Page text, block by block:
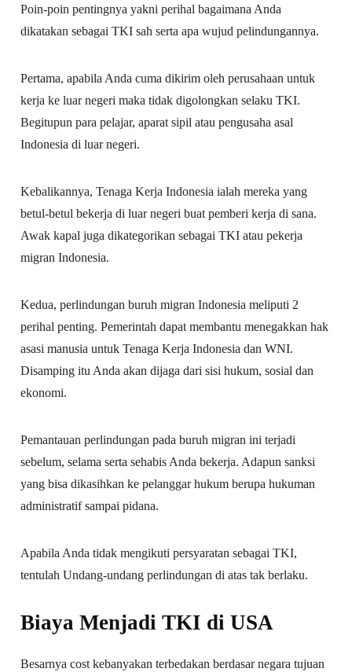
Poin-poin pentingnya yakni perihal bagaimana Anda
dikatakan sebagai TKI sah serta apa wujud pelindungannya.
Pertama, apabila Anda cuma dikirim oleh perusahaan untuk
kerja ke luar negeri maka tidak digolongkan selaku TKI.
Begitupun para pelajar, aparat sipil atau pengusaha asal
Indonesia di luar negeri.
Kebalikannya, Tenaga Kerja Indonesia ialah mereka yang
betul-betul bekerja di luar negeri buat pemberi kerja di sana.
Awak kapal juga dikategorikan sebagai TKI atau pekerja
migran Indonesia.
Kedua, perlindungan buruh migran Indonesia meliputi 2
perihal penting. Pemerintah dapat membantu menegakkan hak
asasi manusia untuk Tenaga Kerja Indonesia dan WNI.
Disamping itu Anda akan dijaga dari sisi hukum, sosial dan
ekonomi.
Pemantauan perlindungan pada buruh migran ini terjadi
sebelum, selama serta sehabis Anda bekerja. Adapun sanksi
yang bisa dikasihkan ke pelanggar hukum berupa hukuman
administratif sampai pidana.
Apabila Anda tidak mengikuti persyaratan sebagai TKI,
tentulah Undang-undang perlindungan di atas tak berlaku.
Biaya Menjadi TKI di USA
Besarnya cost kebanyakan terbedakan berdasar negara tujuan